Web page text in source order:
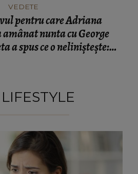
VEDETE
pentru care Adriana
nunta cu George
a spus ce o neliniștește: